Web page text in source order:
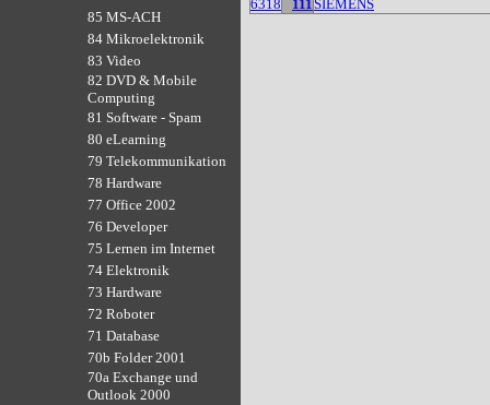
85 MS-ACH
84 Mikroelektronik
83 Video
82 DVD & Mobile
Computing
81 Software - Spam
80 eLearning
79 Telekommunikation
78 Hardware
77 Office 2002
76 Developer
75 Lernen im Internet
74 Elektronik
73 Hardware
72 Roboter
71 Database
70b Folder 2001
70a Exchange und
Outlook 2000
6318 111SIEMENS